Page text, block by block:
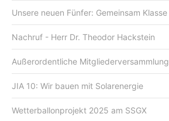
Unsere neuen Fünfer: Gemeinsam Klasse
Nachruf - Herr Dr. Theodor Hackstein
Außerordentliche Mitgliederversammlung
JIA 10: Wir bauen mit Solarenergie
Wetterballonprojekt 2025 am SSGX